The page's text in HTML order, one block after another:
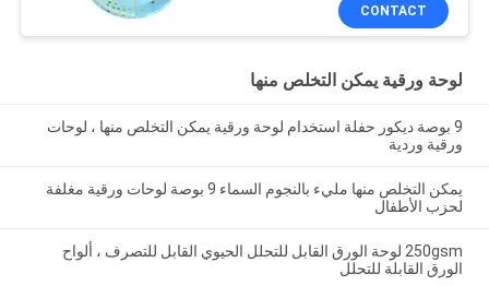
CONTACT
لوحة ورقية يمكن التخلص منها
9 بوصة ديكور حفلة استخدام لوحة ورقية يمكن التخلص منها ، لوحات
ورقية وردية
يمكن التخلص منها مليء بالنجوم السماء 9 بوصة لوحات ورقية مغلفة
لحزب الأطفال
250gsm لوحة الورق القابل للتحلل الحيوي القابل للتصرف ، ألواح
الورق القابلة للتحلل